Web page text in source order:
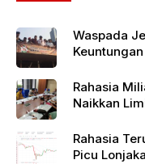
Waspada
Rahasia
Naikkan
Rahasia
Picu